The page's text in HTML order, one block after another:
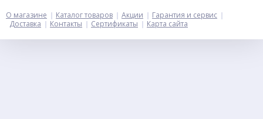
О магазине Каталог товаров Акции
Гарантия и сервис
Доставка
Контакты Сертификаты Карта сайта